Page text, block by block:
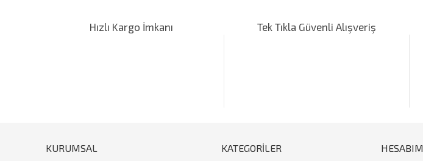
Ürün resmi kalitesiz, bozuk veya görüntülenemiyor.
Hızlı Kargo İmkanı Tek Tıkla Güvenli Alışveriş
KURUMSAL KATEGORİLER HESABIM